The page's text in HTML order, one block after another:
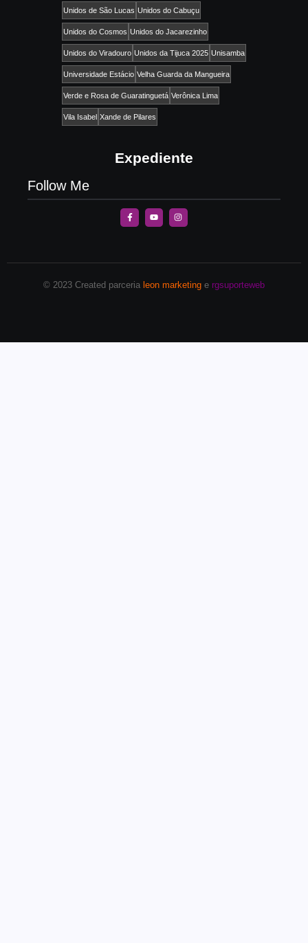
Unidos de São Lucas Unidos do Cabuçu
Unidos do Cosmos Unidos do Jacarezinho
Unidos do Viradouro Unidos da Tijuca 2025 Unisamba
Universidade Estácio Velha Guarda da Mangueira
Verde e Rosa de Guaratinguetá Verônica Lima
Vila Isabel Xande de Pilares
Expediente
Follow Me
© 2023 Created parceria leon marketing e rgsuporteweb